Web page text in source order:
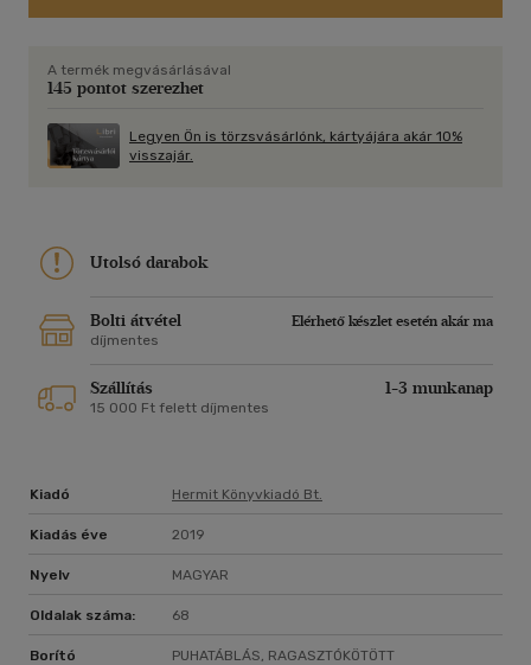
A termék megvásárlásával
145 pontot szerezhet
Legyen Ön is törzsvásárlónk, kártyájára akár 10%
visszajár.
Utolsó darabok
Bolti átvétel
Elérhető készlet esetén akár ma
díjmentes
Szállítás 1-3 munkanap
15 000 Ft felett díjmentes
Kiadó Hermit Könyvkiadó Bt.
Kiadás éve 2019
Nyelv MAGYAR
Oldalak száma: 68
Borító PUHATÁBLÁS, RAGASZTÓKÖTÖTT